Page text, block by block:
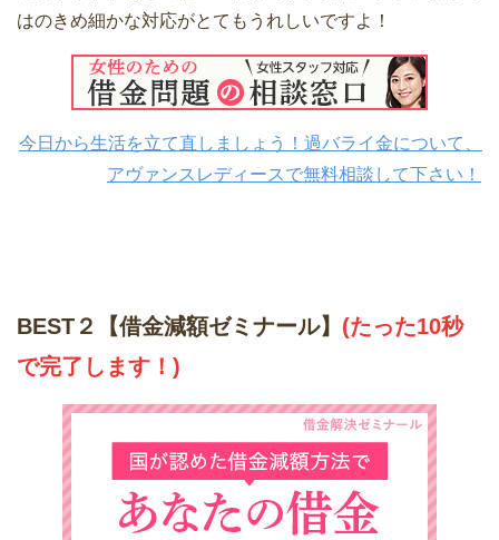
はのきめ細かな対応がとてもうれしいですよ！
今日から生活を立て直しましょう！過バライ金について、
アヴァンスレディースで無料相談して下さい！
BEST２【借金減額ゼミナール】 (たった10秒
で完了します！)